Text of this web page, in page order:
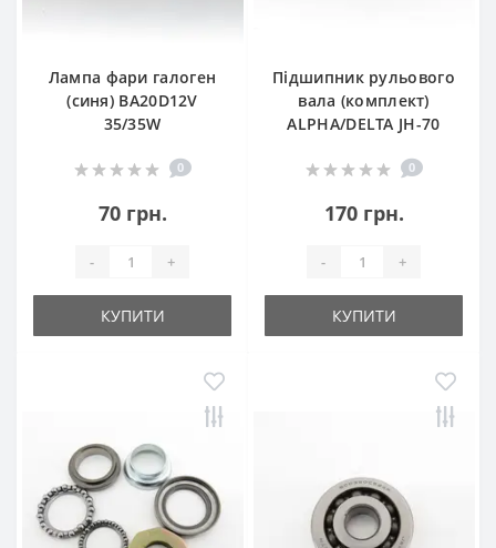
Лампа фари галоген
(синя) ВА20D12V
35/35W
0
70 грн.
- +
КУПИТИ
Підшипник рульового
вала (комплект)
ALPHA/DELTA JH-70
0
170 грн.
- +
КУПИТИ